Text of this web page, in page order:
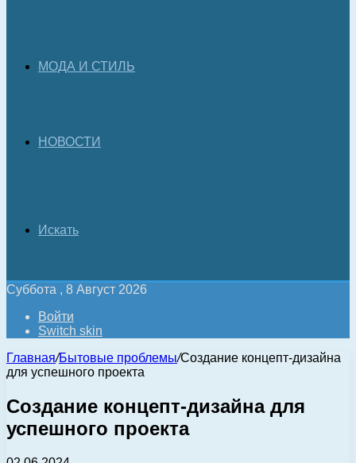
МОДА И СТИЛЬ
НОВОСТИ
Искать
Суббота , 8 Август 2026
Войти
Switch skin
Главная/Бытовые проблемы/Создание концепт-дизайна
для успешного проекта
Создание концепт-дизайна для
успешного проекта